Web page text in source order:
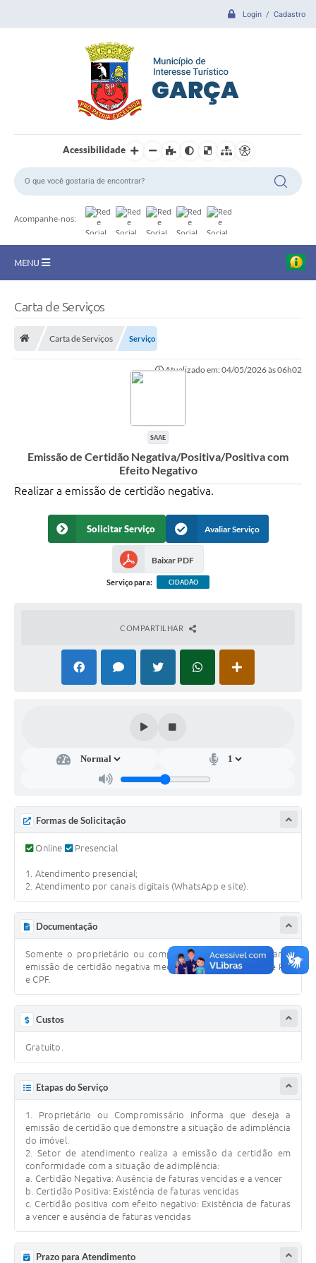
Login / Cadastro
Acessibilidade
Acompanhe-nos:
MENU
CIDADE
Prefeitura
SEBRAE Aqui
Inscrição para o Conselho Municipal dos Usuários dos
Serviços Públicos - COMUSP
Súmulas Administrativas
Pré-Cadastro de Vacinação Antirrábica
Consulta Pública Eletrônica Lei de Diretrizes Orçamentárias -
LDO - 2025
Credenciamento Feirantes
Concursos
Defesa Civil
NFSE
Carta de Serviços
Carta de Serviços Serviço
Atualizado em: 04/05/2026 às 06h02
SAAE
Emissão de Certidão Negativa/Positiva/Positiva com
Efeito Negativo
Realizar a emissão de certidão negativa.
Solicitar Serviço Avaliar Serviço
Baixar PDF
Serviço para: CIDADÃO
COMPARTILHAR
Formas de Solicitação
Online Presencial
1. Atendimento presencial;
2. Atendimento por canais digitais (WhatsApp e site).
Documentação
Somente o proprietário ou compromissário pode solicitar a
emissão de certidão negativa mediante a apresentação de RG
e CPF.
Custos
Gratuito.
Etapas do Serviço
1. Proprietário ou Compromissário informa que deseja a
emissão de certidão que demonstre a situação de adimplência
do imóvel.
2. Setor de atendimento realiza a emissão da certidão em
conformidade com a situação de adimplência:
a. Certidão Negativa: Ausência de faturas vencidas e a vencer
b. Certidão Positiva: Existência de faturas vencidas
c. Certidão positiva com efeito negativo: Existência de faturas
a vencer e ausência de faturas vencidas
Prazo para Atendimento